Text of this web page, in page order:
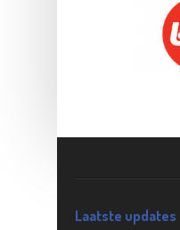
Laatste updates